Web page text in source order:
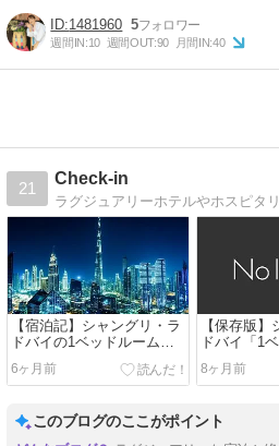
1481960 5
週間IN:10 週間OUT:90 月間IN:40
21
Check-in
ラグジュアリーホテルやホスピタ
【宿泊記】シャングリ・ラ
ドバイの1ベッドルームス
イート滞在。ブルジュ・ハ
リファを望む絶景とホライ
6ヶ月前
【保存版】
ドバイ「1
イート」宿
ュ・ハリフ
8ヶ月前
このブログのここがポイント